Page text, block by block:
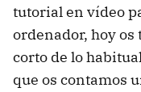
tutorial en vídeo
ordenador, hoy
corto de lo
que os contamos